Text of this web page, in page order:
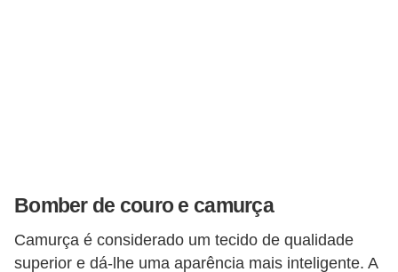
Bomber de couro e camurça
Camurça é considerado um tecido de qualidade
superior e dá-lhe uma aparência mais inteligente. A